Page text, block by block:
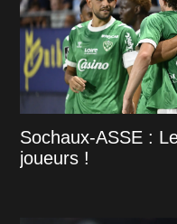
Sochaux-ASSE :
joueurs !